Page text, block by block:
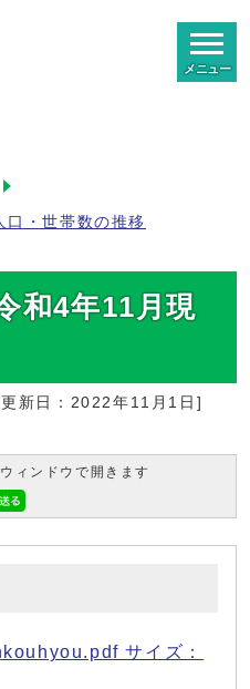
メニュー
口・世帯数の推移
和4年11月現
新日： 2022年11月1日 ]
ィンドウで開きます
サイズ：